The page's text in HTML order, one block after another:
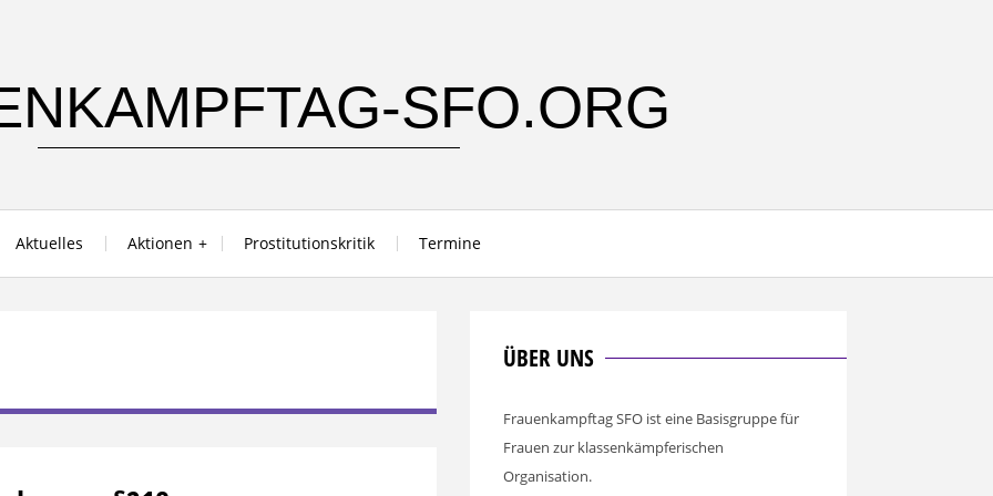
SFO.ORG
Aktuelles Aktionen Prostitutionskritik Termine
ÜBER UNS
Frauenkampftag SFO ist eine Basisgruppe für
Frauen zur klassenkämpferischen
Organisation.